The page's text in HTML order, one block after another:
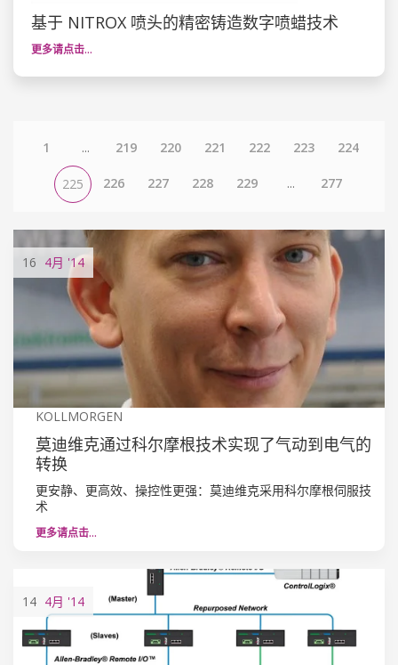
基于 NITROX 喷头的精密铸造数字喷蜡技术
更多请点击…
1 ... 219 220 221 222 223 224
225 226 227 228 229 ... 277
16 4月 '14
KOLLMORGEN
莫迪维克通过科尔摩根技术实现了气动到电气的
转换
更安静、更高效、操控性更强：莫迪维克采用科尔摩根伺服技
术
更多请点击…
14 4月 '14